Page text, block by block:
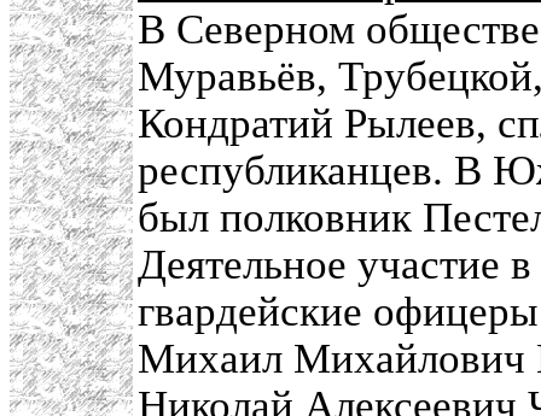
В Северном
Муравьёв,
Кондратий Рылеев,
республиканцев. В
был полковник
Деятельное участие
гвардейские
Михаил
Николай Алексеевич